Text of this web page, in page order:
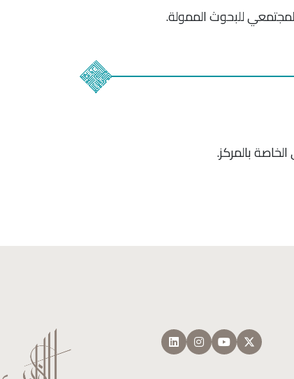
المجتمعي للبحوث الممولة.
بالمركز.